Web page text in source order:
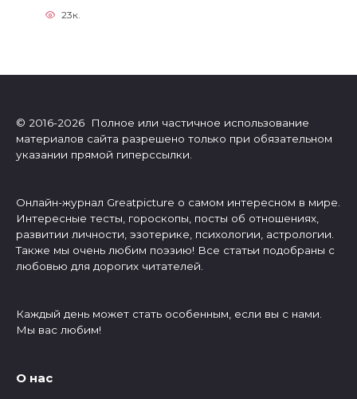
23к.
© 2016-2026 Полное или частичное использование
материалов сайта разрешено только при обязательном
указании прямой гиперссылки.
Онлайн-журнал Greatpicture о самом интересном в мире.
Интересные тесты, гороскопы, посты об отношениях,
развитии личности, эзотерике, психологии, астрологии.
Также мы очень любим поэзию! Все статьи подобраны с
любовью для дорогих читателей.
Каждый день может стать особенным, если вы с нами.
Мы вас любим!
О нас